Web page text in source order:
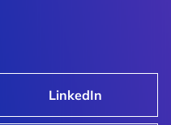
LinkedIn